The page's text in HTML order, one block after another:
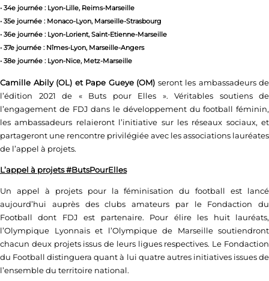
• 34e journée : Lyon-Lille, Reims-Marseille
• 35e journée : Monaco-Lyon, Marseille-Strasbourg
• 36e journée : Lyon-Lorient, Saint-Etienne-Marseille
• 37e journée : Nîmes-Lyon, Marseille-Angers
• 38e journée : Lyon-Nice, Metz-Marseille
Camille Abily (OL) et Pape Gueye (OM) seront les ambassadeurs de
l’édition 2021 de « Buts pour Elles ». Véritables soutiens de
l’engagement de FDJ dans le développement du football féminin,
les ambassadeurs relaieront l’initiative sur les réseaux sociaux, et
partageront une rencontre privilégiée avec les associations lauréates
de l’appel à projets.
L’appel à projets #ButsPourElles
Un appel à projets pour la féminisation du football est lancé
aujourd’hui auprès des clubs amateurs par le Fondaction du
Football dont FDJ est partenaire. Pour élire les huit lauréats,
l’Olympique Lyonnais et l’Olympique de Marseille soutiendront
chacun deux projets issus de leurs ligues respectives. Le Fondaction
du Football distinguera quant à lui quatre autres initiatives issues de
l’ensemble du territoire national.